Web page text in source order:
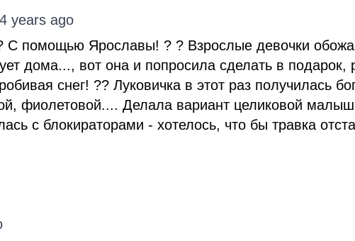
4 years ago
С помощью Ярославы! ? ? Взрослые девочки
дома..., вот она и попросила сделать в
снег! ?? Луковичка в этот раз получилась
фиолетовой.... Делала вариант целиковой
с блокираторами - хотелось, что бы травка